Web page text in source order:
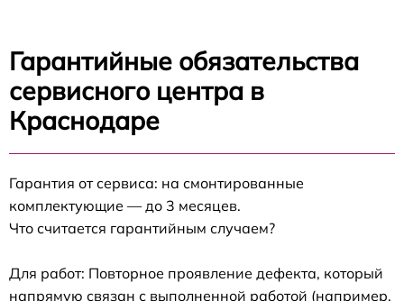
Гарантийные обязательства
сервисного центра в
Краснодаре
Гарантия от сервиса: на смонтированные
комплектующие — до 3 месяцев.
Что считается гарантийным случаем?
Для работ: Повторное проявление дефекта, который
напрямую связан с выполненной работой (например,